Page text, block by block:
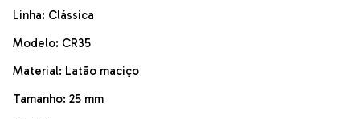
Linha: Clássica
Modelo: CR35
Material: Latão maciço
Tamanho: 25 mm